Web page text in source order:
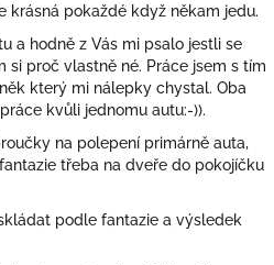
krásná pokaždé když někam jedu.
a hodně z Vás mi psalo jestli se
si proč vlastně né. Práce jsem s tím
který mi nálepky chystal. Oba
kvůli jednomu autu:-)).
na polepení primárně auta,
třeba na dveře do pokojíčku
podle fantazie a výsledek